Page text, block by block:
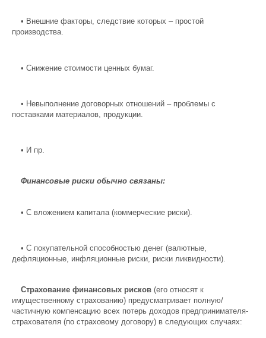
• Внешние факторы, следствие которых – простой
производства.
• Снижение стоимости ценных бумаг.
• Невыполнение договорных отношений – проблемы с
поставками материалов, продукции.
• И пр.
Финансовые риски обычно связаны:
• С вложением капитала (коммерческие риски).
• С покупательной способностью денег (валютные,
дефляционные, инфляционные риски, риски ликвидности).
Страхование финансовых рисков (его относят к
имущественному страхованию) предусматривает полную/
частичную компенсацию всех потерь доходов предпринимателя-
страхователя (по страховому договору) в следующих случаях: